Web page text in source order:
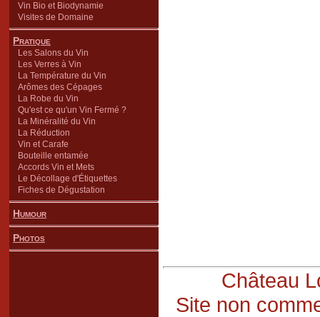
Vin Bio et Biodynamie
Visites de Domaine
Pratique
Les Salons du Vin
Les Verres à Vin
La Température du Vin
Arômes des Cépages
La Robe du Vin
Qu'est ce qu'un Vin Fermé ?
La Minéralité du Vin
La Réduction
Vin et Carafe
Bouteille entamée
Accords Vin et Mets
Le Décollage d'Étiquettes
Fiches de Dégustation
Humour
Photos
Château
Site non